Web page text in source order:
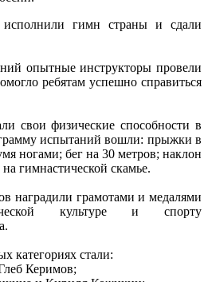
исполнили гимн страны и сдали
опытные инструкторы провели
ребятам успешно справиться
свои физические способности в
испытаний вошли: прыжки в
ногами; бег на 30 метров; наклон
гимнастической скамье.
наградили грамотами и медалями
культуре и спорту
категориях стали:
Керимов;